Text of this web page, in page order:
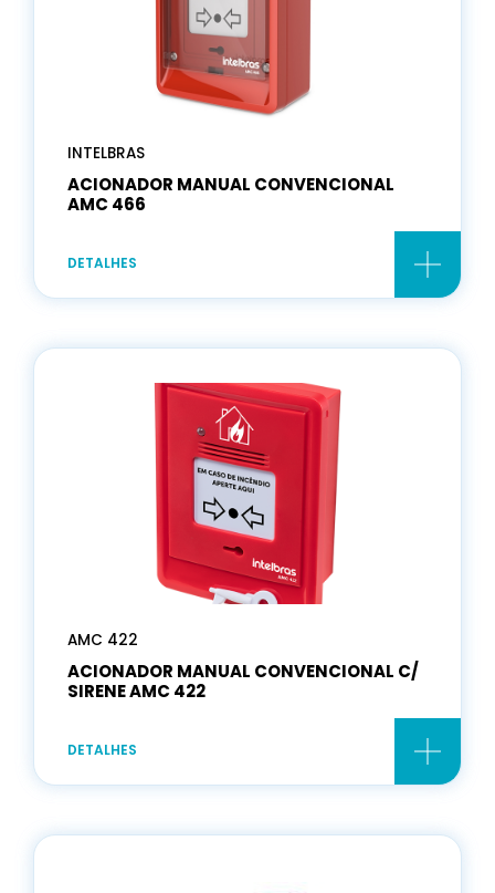
INTELBRAS
ACIONADOR MANUAL CONVENCIONAL
AMC 466
DETALHES
AMC 422
ACIONADOR MANUAL CONVENCIONAL C/
SIRENE AMC 422
DETALHES